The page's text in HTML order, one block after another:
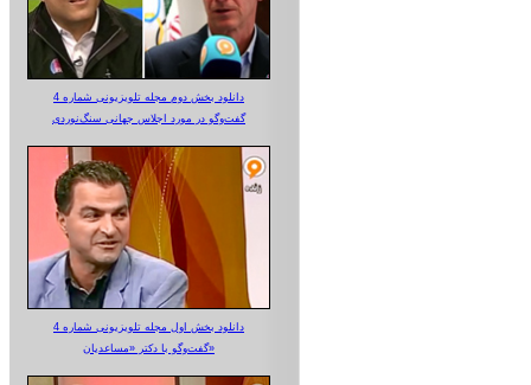
دانلود بخش دوم مجله تلویزیونی شماره 4
گفت‌وگو در مورد اجلاس جهانی سنگ‌نوردی
دانلود بخش اول مجله تلویزیونی شماره 4
گفت‌وگو با دکتر «مساعدیان»